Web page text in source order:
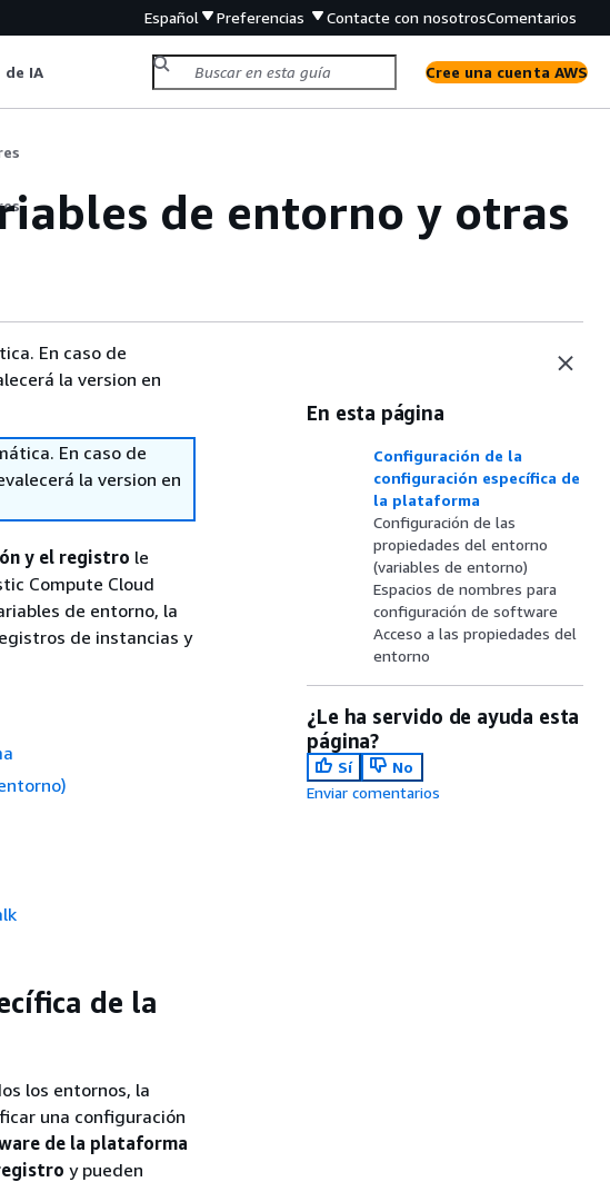
Español Preferencias Contacte con nosotrosComentarios
de IA Cree una cuenta AWS
de entorno y otras
En caso de
la version en
En caso de
la version en
y el registro le
Compute Cloud
de entorno, la
de instancias y
de la
los entornos, la
una configuración
de la plataforma
y pueden
En esta página
Configuración de la
configuración específica de
la plataforma
Configuración de las
propiedades del entorno
(variables de entorno)
Espacios de nombres para
configuración de software
Acceso a las propiedades del
entorno
¿Le ha servido de ayuda esta
página?
Sí
No
Enviar comentarios